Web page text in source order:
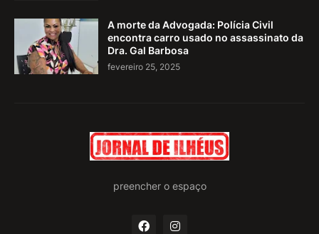
A morte da Advogada: Polícia Civil
encontra carro usado no assassinato da
Dra. Gal Barbosa
fevereiro 25, 2025
preencher o espaço